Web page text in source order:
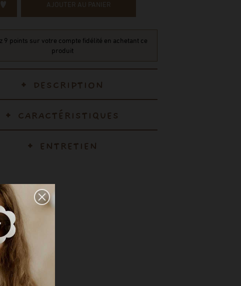
AJOUTER AU PANIER
9 points sur votre compte fidélité en achetant ce
produit
DESCRIPTION
CARACTÉRISTIQUES
ENTRETIEN